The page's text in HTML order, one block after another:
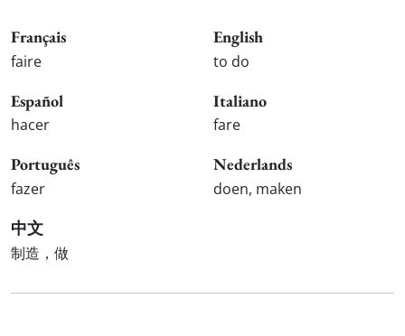
Français
faire
English
to do
Español
hacer
Italiano
fare
Português
fazer
Nederlands
doen, maken
中文
制造，做